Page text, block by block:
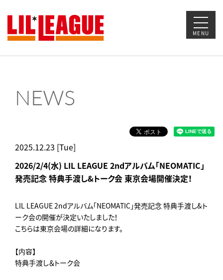
MENU
NEWS
2025.12.23 [Tue]
2026/2/4(水) LIL LEAGUE 2ndアルバム「NEOMATIC」
発売記念 特典手渡し&トーク会 東京会場開催決定！
LIL LEAGUE 2ndアルバム「NEOMATIC」発売記念 特典手渡し&ト
ーク会の開催が決定いたしました！
こちらは東京会場の詳細になります。
【内容】
特典手渡し＆トーク会